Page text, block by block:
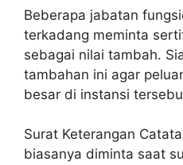
Beberapa jabatan
terkadang meminta
sebagai nilai tambah.
tambahan ini agar
besar di instansi
Surat Keterangan
biasanya diminta saat